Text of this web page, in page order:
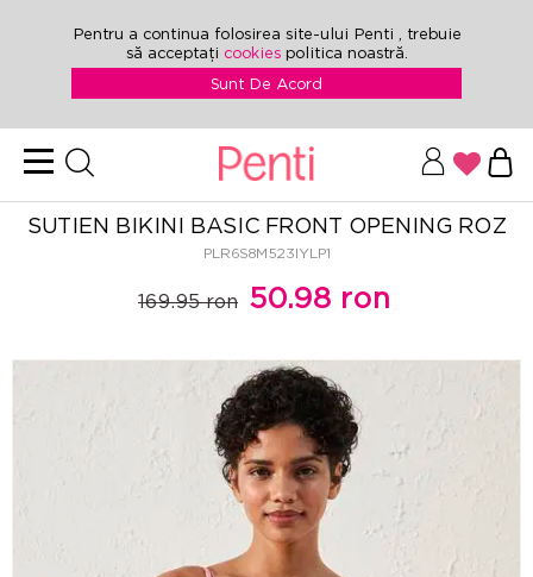
Pentru a continua folosirea site-ului Penti , trebuie
să acceptați cookies politica noastră.
Sunt De Acord
SUTIEN BIKINI BASIC FRONT OPENING ROZ
PLR6S8M523IYLP1
169.95 ron 50.98 ron